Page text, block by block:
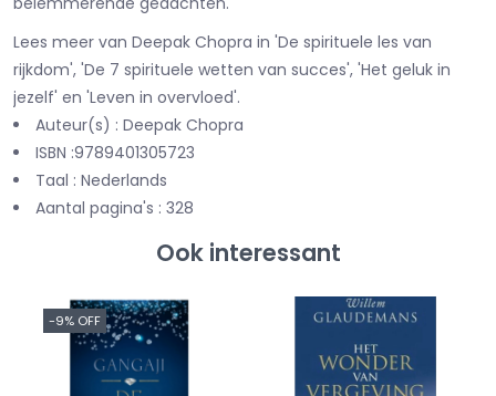
Lees meer van Deepak Chopra in 'De spirituele les van
rijkdom', 'De 7 spirituele wetten van succes', 'Het geluk in
jezelf' en 'Leven in overvloed'.
Auteur(s) : Deepak Chopra
ISBN :9789401305723
Taal : Nederlands
Aantal pagina's : 328
Ook interessant
-9% OFF